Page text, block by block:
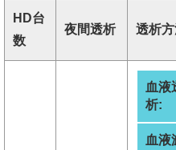
HD台
数
夜間透析 透析
血液
析:
血液